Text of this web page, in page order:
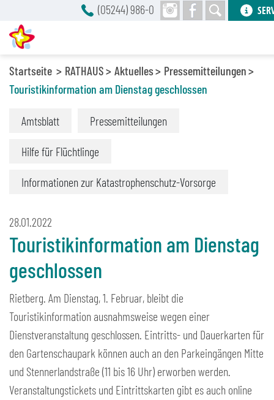
Startseite RATHAUS Aktuelles
Pressemitteilungen
Touristikinformation am Dienstag geschlossen
Amtsblatt Pressemitteilungen
Hilfe für Flüchtlinge
Informationen zur Katastrophenschutz-Vorsorge
28.01.2022
Touristikinformation am Dienstag
geschlossen
Rietberg. Am Dienstag, 1. Februar, bleibt die
Touristikinformation ausnahmsweise wegen einer
Dienstveranstaltung geschlossen. Eintritts- und Dauerkarten für
den Gartenschaupark können auch an den Parkeingängen Mitte
und Stennerlandstraße (11 bis 16 Uhr) erworben werden.
Veranstaltungstickets und Eintrittskarten gibt es auch online
(05244) 986-0